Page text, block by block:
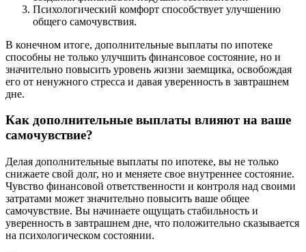
Психологический комфорт способствует улучшению
общего самочувствия.
В конечном итоге, дополнительные выплаты по ипотеке
способны не только улучшить финансовое состояние, но и
значительно повысить уровень жизни заемщика, освобождая
его от ненужного стресса и давая уверенность в завтрашнем
дне.
Как дополнительные выплаты влияют на ваше
самочувствие?
Делая дополнительные выплаты по ипотеке, вы не только
снижаете свой долг, но и меняете свое внутреннее состояние.
Чувство финансовой ответственности и контроля над своими
затратами может значительно повысить ваше общее
самочувствие. Вы начинаете ощущать стабильность и
уверенность в завтрашнем дне, что положительно сказывается
на психологическом состоянии.